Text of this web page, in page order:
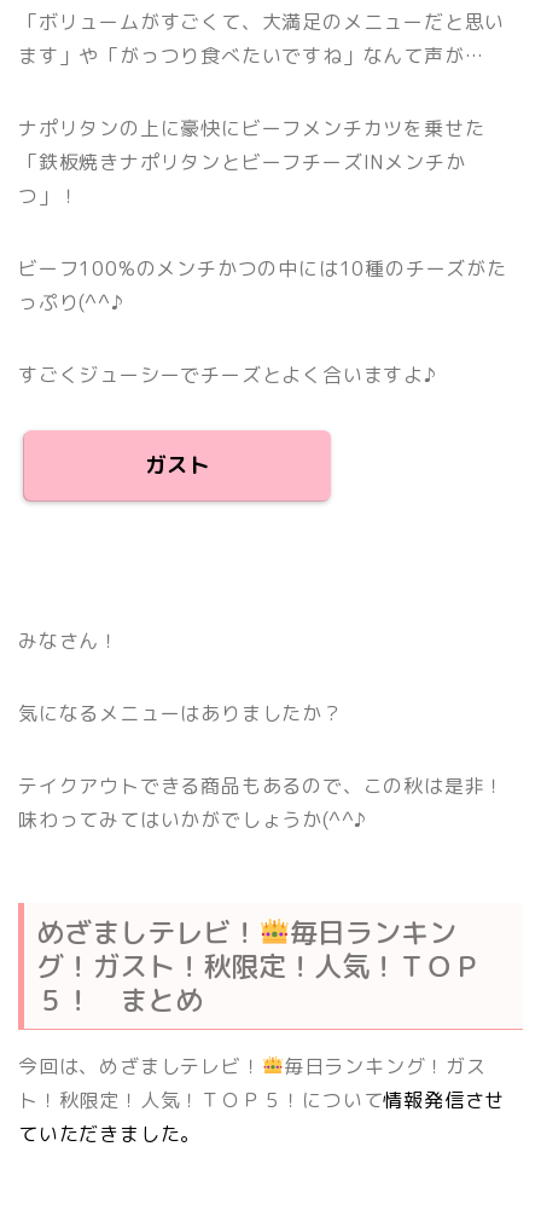
「ボリュームがすごくて、大満足のメニューだと思い
ます」や「がっつり食べたいですね」なんて声が…
ナポリタンの上に豪快にビーフメンチカツを乗せた
「鉄板焼きナポリタンとビーフチーズINメンチか
つ」！
ビーフ100%のメンチかつの中には10種のチーズがた
っぷり(^^♪
すごくジューシーでチーズとよく合いますよ♪
ガスト
みなさん！
気になるメニューはありましたか？
テイクアウトできる商品もあるので、この秋は是非！
味わってみてはいかがでしょうか(^^♪
めざましテレビ！
毎日ランキン
グ！ガスト！秋限定！人気！ＴＯＰ
５！ まとめ
今回は、めざましテレビ！
毎日ランキング！ガス
ト！秋限定！人気！ＴＯＰ５！について情報発信させ
ていただきました。